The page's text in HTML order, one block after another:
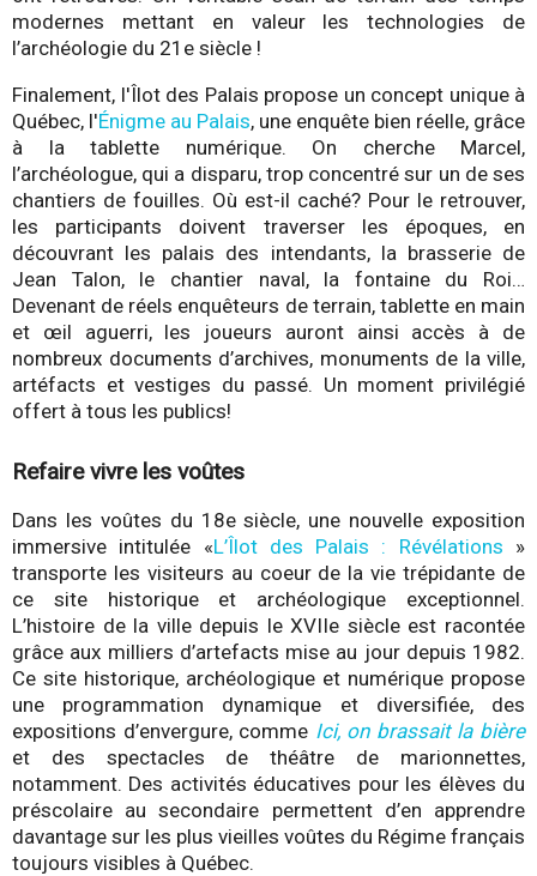
modernes mettant en valeur les technologies de
l’archéologie du 21e siècle !
Finalement, l'Îlot des Palais propose un concept unique à
Québec, l'Énigme au Palais, une enquête bien réelle, grâce
à la tablette numérique. On cherche Marcel,
l’archéologue, qui a disparu, trop concentré sur un de ses
chantiers de fouilles. Où est-il caché? Pour le retrouver,
les participants doivent traverser les époques, en
découvrant les palais des intendants, la brasserie de
Jean Talon, le chantier naval, la fontaine du Roi…
Devenant de réels enquêteurs de terrain, tablette en main
et œil aguerri, les joueurs auront ainsi accès à de
nombreux documents d’archives, monuments de la ville,
artéfacts et vestiges du passé. Un moment privilégié
offert à tous les publics!
Refaire vivre les voûtes
Dans les voûtes du 18e siècle, une nouvelle exposition
immersive intitulée «L’Îlot des Palais : Révélations »
transporte les visiteurs au coeur de la vie trépidante de
ce site historique et archéologique exceptionnel.
L’histoire de la ville depuis le XVIIe siècle est racontée
grâce aux milliers d’artefacts mise au jour depuis 1982.
Ce site historique, archéologique et numérique propose
une programmation dynamique et diversifiée, des
expositions d’envergure, comme Ici, on brassait la bière
et des spectacles de théâtre de marionnettes,
notamment. Des activités éducatives pour les élèves du
préscolaire au secondaire permettent d’en apprendre
davantage sur les plus vieilles voûtes du Régime français
toujours visibles à Québec.